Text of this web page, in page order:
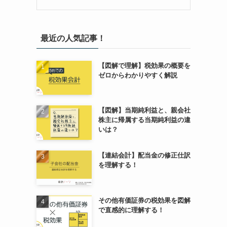
最近の人気記事！
【図解で理解】税効果の概要を
ゼロからわかりやすく解説
【図解】当期純利益と、親会社
株主に帰属する当期純利益の違
いは？
【連結会計】配当金の修正仕訳
を理解する！
その他有価証券の税効果を図解
で直感的に理解する！